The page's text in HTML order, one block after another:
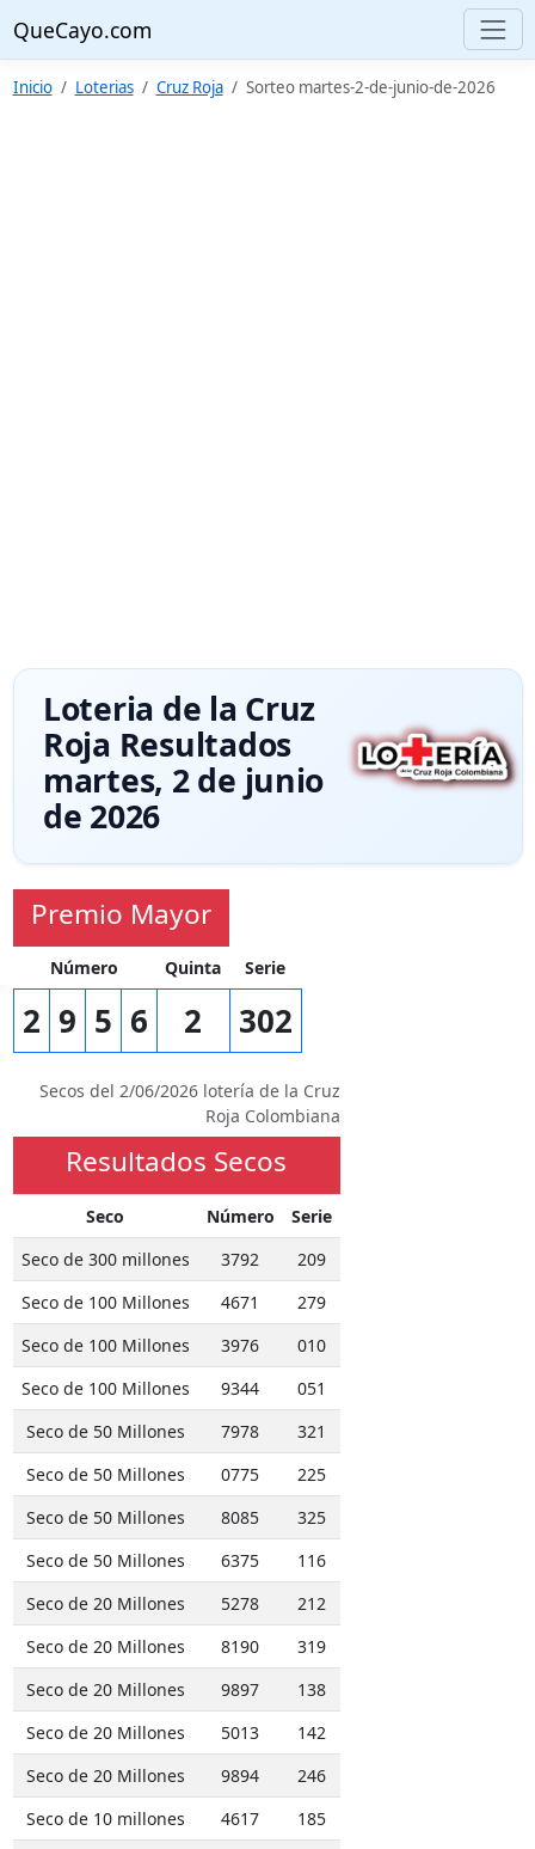
QueCayo.com
Inicio Loterias Cruz Roja Sorteo martes-2-de-junio-de-2026
Loteria de la Cruz
Roja Resultados
martes, 2 de junio
de 2026
Premio Mayor
Número Quinta Serie
2 9 5 6 2 302
Secos del 2/06/2026 lotería de la Cruz
Roja Colombiana
Resultados Secos
Seco Número
Serie
Seco de 300 millones
3792
209
Seco de 100 Millones
4671
279
Seco de 100 Millones
3976
010
Seco de 100 Millones
9344
051
Seco de 50 Millones
7978
321
Seco de 50 Millones
0775
225
Seco de 50 Millones
8085
325
Seco de 50 Millones
6375
116
Seco de 20 Millones
5278
212
Seco de 20 Millones
8190
319
Seco de 20 Millones
9897
138
Seco de 20 Millones
5013
142
Seco de 20 Millones
9894
246
Seco de 10 millones
4617
185